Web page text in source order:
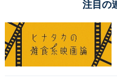
注目の